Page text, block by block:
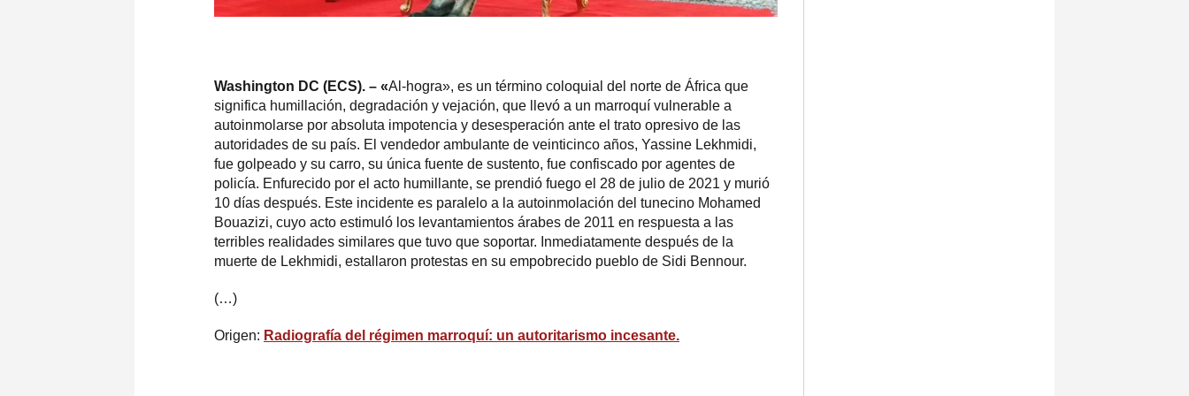
Washington DC (ECS). – «Al-hogra», es un término coloquial del norte de África que
significa humillación, degradación y vejación, que llevó a un marroquí vulnerable a
autoinmolarse por absoluta impotencia y desesperación ante el trato opresivo de las
autoridades de su país. El vendedor ambulante de veinticinco años, Yassine Lekhmidi,
fue golpeado y su carro, su única fuente de sustento, fue confiscado por agentes de
policía. Enfurecido por el acto humillante, se prendió fuego el 28 de julio de 2021 y murió
10 días después. Este incidente es paralelo a la autoinmolación del tunecino Mohamed
Bouazizi, cuyo acto estimuló los levantamientos árabes de 2011 en respuesta a las
terribles realidades similares que tuvo que soportar. Inmediatamente después de la
muerte de Lekhmidi, estallaron protestas en su empobrecido pueblo de Sidi Bennour.
(…)
Origen: Radiografía del régimen marroquí: un autoritarismo incesante.